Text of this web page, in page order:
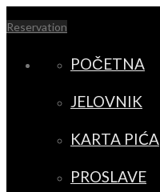
Reservation
POČETNA
JELOVNIK
KARTA PIĆA
PROSLAVE